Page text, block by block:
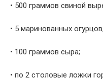
• 500 граммов свиной
• 5 маринованных огурцов;
• 100 граммов сыра;
• по 2 столовые ложки